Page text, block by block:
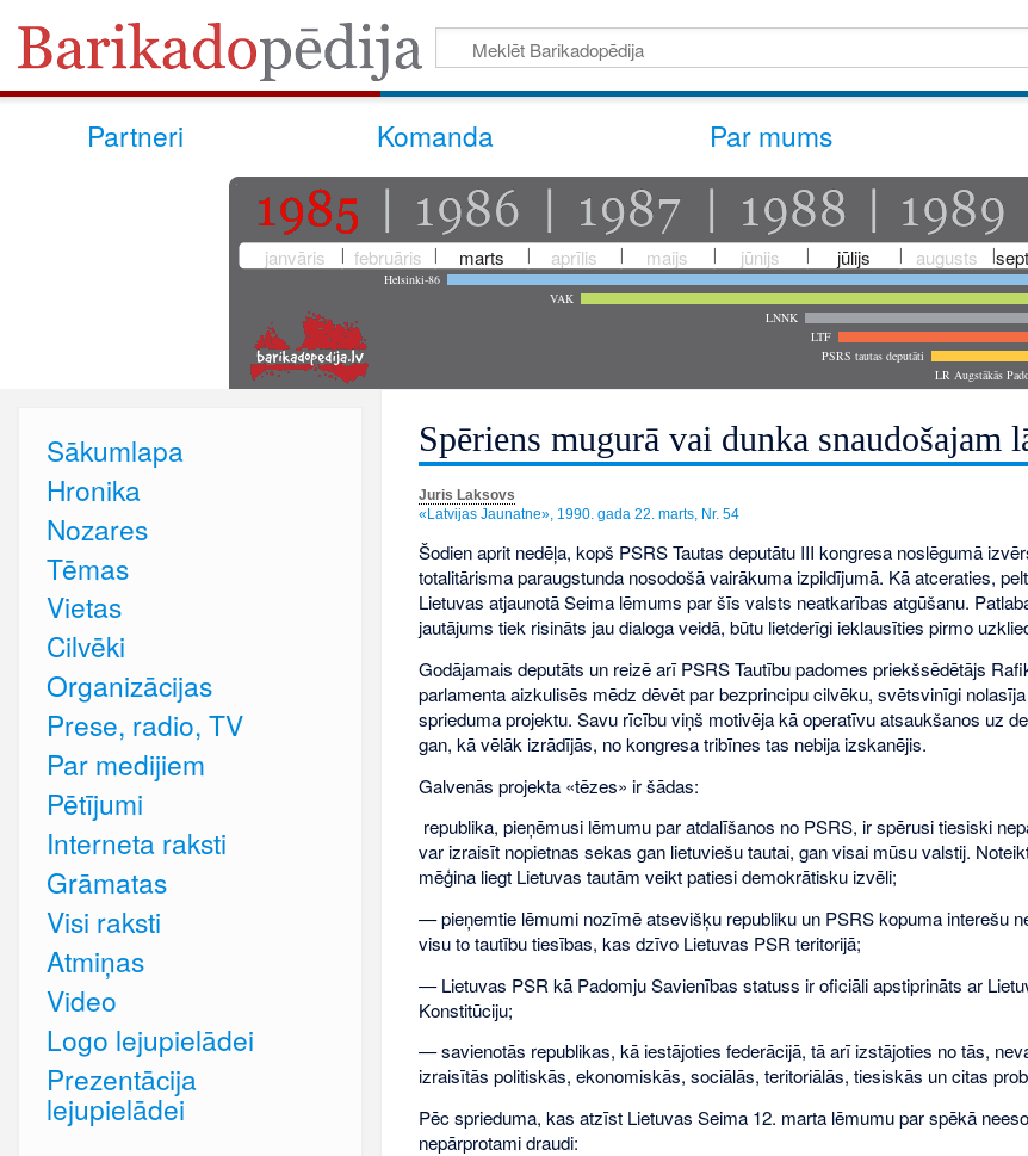
Partneri Komanda Par mums
janvāris februāris marts aprīlis maijs jūnijs jūlijs augusts
Helsinki-86
VAK
LNNK
LTF
PSRS tautas deputāti
LR Augstākās
Spēriens mugurā vai dunka snaudošajam
Juris Laksovs
«Latvijas Jaunatne», 1990. gada 22. marts, Nr. 54
Šodien aprit nedēļa, kopš PSRS Tautas deputātu III kongresa noslēgumā
totalitārisma paraugstunda nosodošā vairākuma izpildījumā. Kā atceraties,
Lietuvas atjaunotā Seima lēmums par šīs valsts neatkarības atgūšanu.
jautājums tiek risināts jau dialoga veidā, būtu lietderīgi ieklausīties pirmo
Godājamais deputāts un reizē arī PSRS Tautību padomes priekšsēdētājs
parlamenta aizkulisēs mēdz dēvēt par bezprincipu cilvēku, svētsvinīgi
sprieduma projektu. Savu rīcību viņš motivēja kā operatīvu atsaukšanos uz
gan, kā vēlāk izrādījās, no kongresa tribīnes tas nebija izskanējis.
Galvenās projekta «tēzes» ir šādas:
republika, pieņēmusi lēmumu par atdalīšanos no PSRS, ir spērusi tiesiski
var izraisīt nopietnas sekas gan lietuviešu tautai, gan visai mūsu valstij.
mēģina liegt Lietuvas tautām veikt patiesi demokrātisku izvēli;
— pieņemtie lēmumi nozīmē atsevišķu republiku un PSRS kopuma interešu
visu to tautību tiesības, kas dzīvo Lietuvas PSR teritorijā;
— Lietuvas PSR kā Padomju Savienības statuss ir oficiāli apstiprināts ar
Konstitūciju;
— savienotās republikas, kā iestājoties federācijā, tā arī izstājoties no tās,
izraisītās politiskās, ekonomiskās, sociālās, teritoriālās, tiesiskās un citas
Pēc sprieduma, kas atzīst Lietuvas Seima 12. marta lēmumu par spēkā
nepārprotami draudi:
Sākumlapa
Hronika
Nozares
Tēmas
Vietas
Cilvēki
Organizācijas
Prese, radio, TV
Par medijiem
Pētījumi
Interneta raksti
Grāmatas
Visi raksti
Atmiņas
Video
Logo lejupielādei
Prezentācija
lejupielādei